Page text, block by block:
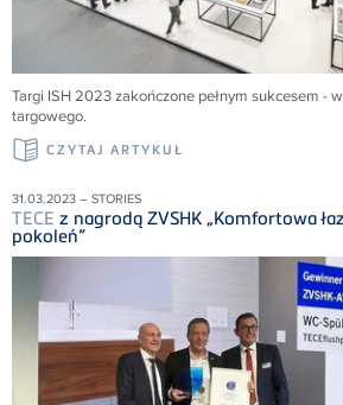
Targi ISH 2023 zakończone pełnym sukcesem -
targowego.
CZYTAJ ARTYKUŁ
31.03.2023 – STORIES
TECE z nagrodą ZVSHK „Komfortowa
pokoleń”